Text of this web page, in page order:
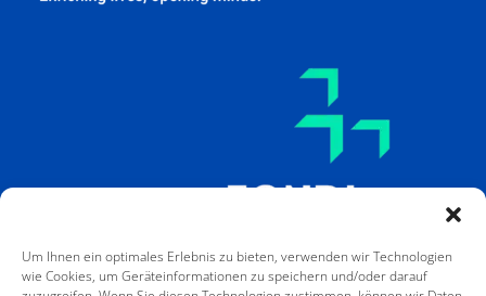
Um Ihnen ein optimales Erlebnis zu bieten, verwenden wir Technologien
wie Cookies, um Geräteinformationen zu speichern und/oder darauf